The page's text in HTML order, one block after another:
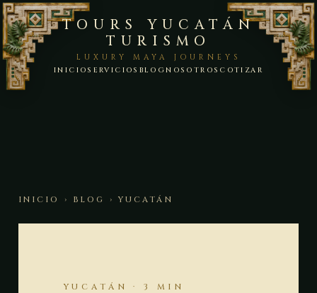
TOURS YUCATÁN
TURISMO
LUXURY MAYA JOURNEYS
INICIO SERVICIOS BLOGNOSOTROS COTIZAR
INICIO › BLOG › YUCATÁN
YUCATÁN · 3 MIN